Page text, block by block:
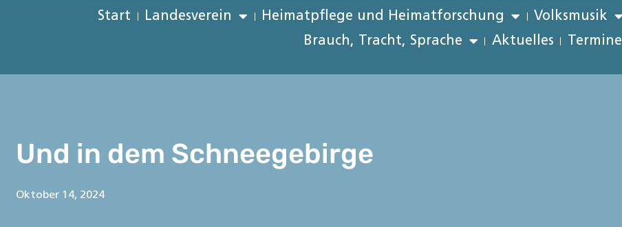
Start Landesverein Heimatpflege und Heimatforschung Volksmusik
Brauch, Tracht, Sprache
Aktuelles Termine
Und in dem Schneegebirge
Oktober 14, 2024